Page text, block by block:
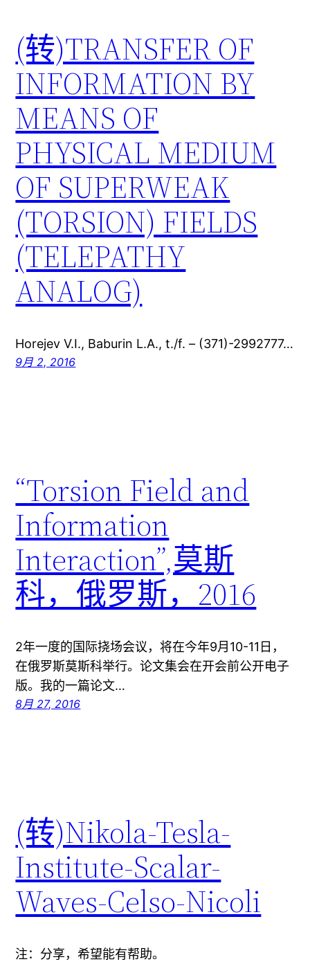
(转)TRANSFER OF
INFORMATION BY
MEANS OF
PHYSICAL MEDIUM
OF SUPERWEAK
(TORSION) FIELDS
(TELEPATHY
ANALOG)
Horejev V.I., Baburin L.A., t./f. – (371)-2992777…
9月 2, 2016
“Torsion Field and
Information
Interaction”,莫斯
科，俄罗斯，2016
2年一度的国际挠场会议，将在今年9月10-11日，
在俄罗斯莫斯科举行。论文集会在开会前公开电子
版。我的一篇论文…
8月 27, 2016
(转)Nikola-Tesla-
Institute-Scalar-
Waves-Celso-Nicoli
注：分享，希望能有帮助。